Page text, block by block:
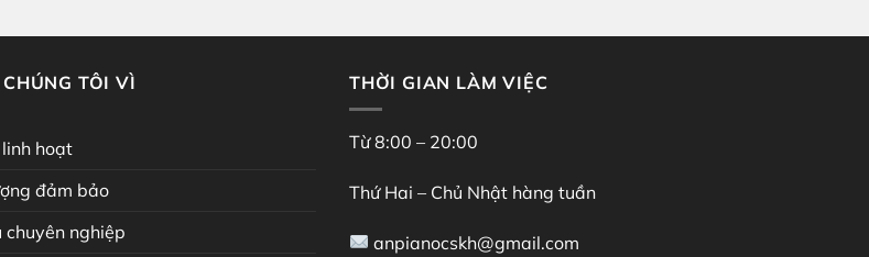
TÔI VÌ
hoạt
đảm bảo
chuyên nghiệp
THỜI GIAN LÀM VIỆC
Từ 8:00 – 20:00
Thứ Hai – Chủ Nhật hàng tuần
anpianocskh@gmail.com